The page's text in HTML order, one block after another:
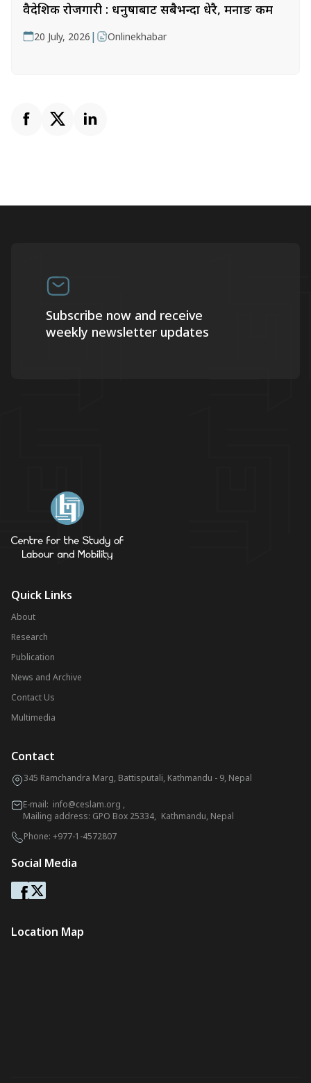
वैदेशिक रोजगारी : धनुषाबाट सबैभन्दा धेरै, मनाङ कम
20 July, 2026 | Onlinekhabar
Subscribe now and receive
weekly newsletter updates
Quick Links
About
Research
Publication
News and Archive
Contact Us
Multimedia
Contact
345 Ramchandra Marg, Battisputali, Kathmandu - 9, Nepal
E-mail: info@ceslam.org ,
Mailing address: GPO Box 25334, Kathmandu, Nepal
Phone: +977-1-4572807
Social Media
Location Map